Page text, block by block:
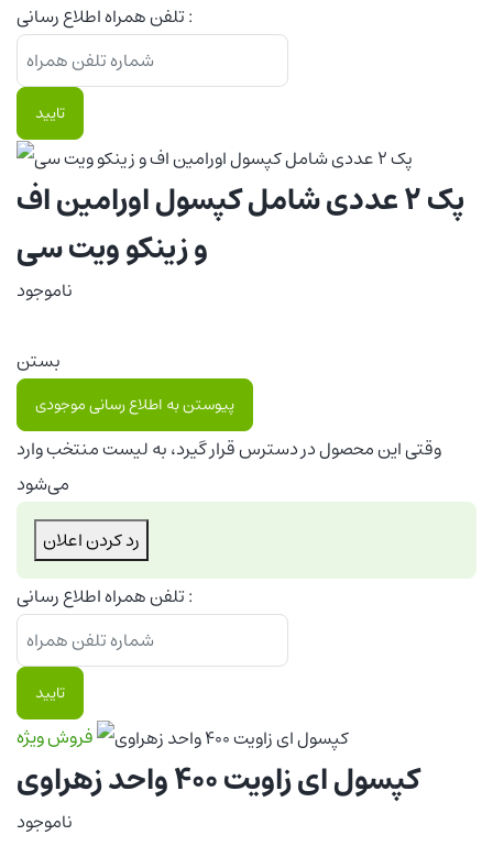
تلفن همراه اطلاع رسانی :
تایید
پک ۲ عددی شامل کپسول اورامین اف
و زینکو ویت سی
ناموجود
بستن
پیوستن به اطلاع رسانی موجودی
وقتی این محصول در دسترس قرار گیرد، به لیست منتخب وارد
می‌شود
رد کردن اعلان
تلفن همراه اطلاع رسانی :
تایید
فروش ویژه
کپسول ای زاویت 400 واحد زهراوی
ناموجود